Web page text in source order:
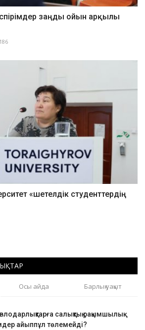
заңды ойын арқылы
«шетелдік студенттердің
Осы айда Барлық уақыт
салықтық рақымшылық:
айыппұл төлемейді?